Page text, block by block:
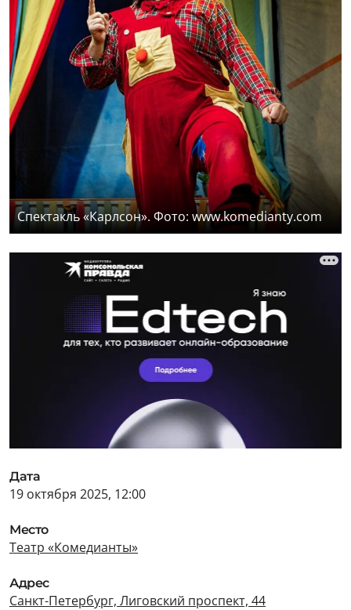
Спектакль «Карлсон». Фото: www.komedianty.com
Дата
19 октября 2025, 12:00
Место
Театр «Комедианты»
Адрес
Санкт-Петербург, Лиговский проспект, 44